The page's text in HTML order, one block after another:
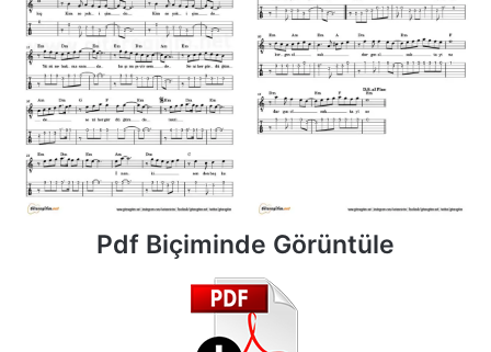
Pdf Biçiminde Görüntüle